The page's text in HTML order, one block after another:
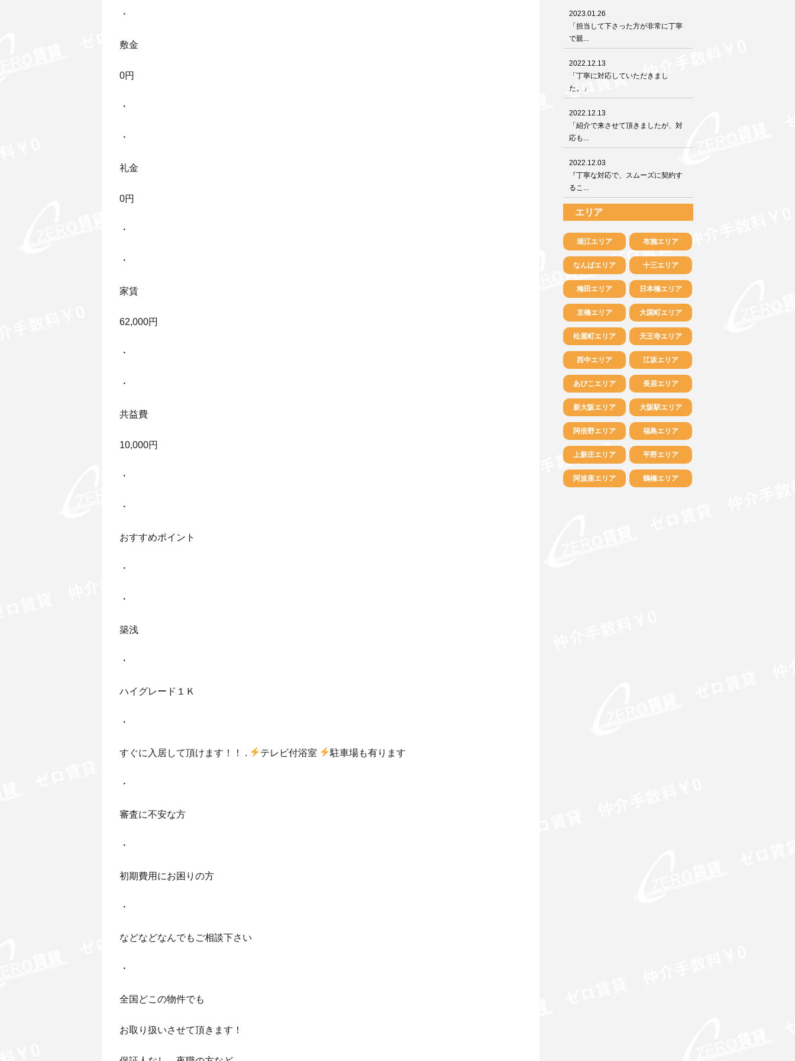
・
敷金
0円
・
・
礼金
0円
・
・
家賃
62,000円
・
・
共益費
10,000円
・
・
おすすめポイント
・
・
築浅
・
ハイグレード１Ｋ
・
すぐに入居して頂けます！！ . テレビ付浴室 駐車場も有ります
・
審査に不安な方
・
初期費用にお困りの方
・
などなどなんでもご相談下さい
・
全国どこの物件でも
お取り扱いさせて頂きます！
2023.01.26
「担当して下さった方が非常に丁寧
で親...
2022.12.13
「丁寧に対応していただきまし
た。」
2022.12.13
「紹介で来させて頂きましたが、対
応も...
2022.12.03
『丁寧な対応で、スムーズに契約す
るこ...
エリア
堀江エリア 布施エリア
なんばエリア 十三エリア
梅田エリア 日本橋エリア
京橋エリア 大国町エリア
松屋町エリア 天王寺エリア
西中エリア 江坂エリア
あびこエリア 長居エリア
新大阪エリア 大阪駅エリア
阿倍野エリア 福島エリア
上新庄エリア 平野エリア
阿波座エリア 鶴橋エリア